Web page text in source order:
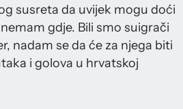
susreta da uvijek mogu doći
gdje. Bili smo suigrači
nadam se da će za njega biti
i golova u hrvatskoj